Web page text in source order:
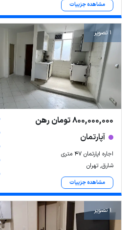
مشاهده جزییات
1 تصویر
800,000,000 تومان رهن
آپارتمان
اجاره اپارتمان ۴۷ متری
شارق, تهران
مشاهده جزییات
1 تصویر